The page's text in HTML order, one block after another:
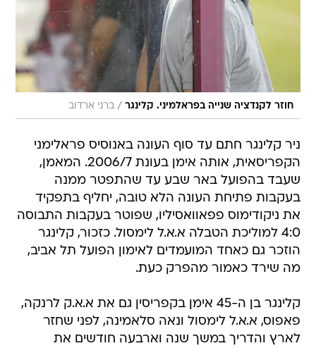
חוזר לקנדציה שנייה בפראלמיני. קלינגר / ברני ארדוב
ניר קלינגר חתם עד סוף העונה באנוסיס פראלימני
הקפריסאית, אותה אימן בעונת 2006/7. המאמן,
שעבד בהפועל באר שבע עד שהתפטר ממנה
בעקבות פתיחת העונה הלא טובה, יחליף בתפקיד
את ניקודימוס פפאוואסיליו, שפוטר בעקבות התבוסה
4:0 למוליכת הטבלה א.א.ל לימסול. כזכור, קלינגר
הוזכר גם כאחד המועמדים לאימון הפועל תל אביב,
מה שירד כאמור מהפרק כעת.
קלינגר בן ה-45 אימן בקפריסין גם את א.א.ק לרנקה,
פאפוס, א.א.ל לימסול ונאה סלאמינה, לפני שחזר
לארץ והדריך במשך שנה וארבעה חודשים את